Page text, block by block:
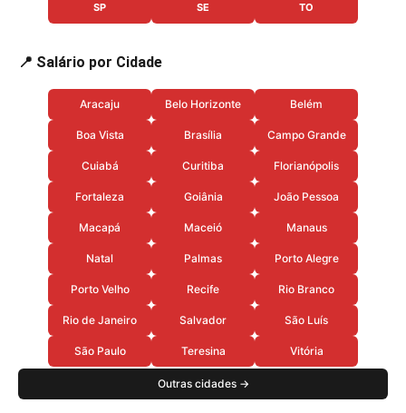
SP SE TO
📍 Salário por Cidade
Aracaju Belo Horizonte Belém
Boa Vista Brasília Campo Grande
Cuiabá Curitiba Florianópolis
Fortaleza Goiânia João Pessoa
Macapá Maceió Manaus
Natal Palmas Porto Alegre
Porto Velho Recife Rio Branco
Rio de Janeiro Salvador São Luís
São Paulo Teresina Vitória
Outras cidades →